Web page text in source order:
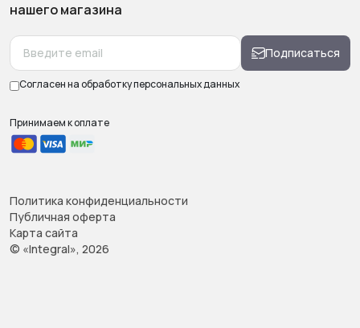
нашего магазина
Подписаться
Согласен на обработкуперсональных данных
Принимаем к оплате
Политика конфиденциальности
Публичная оферта
Карта сайта
© «Integral», 2026